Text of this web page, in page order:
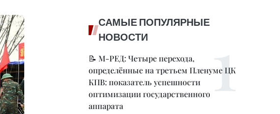
САМЫЕ ПОПУЛЯРНЫЕ
НОВОСТИ
📝 М-РЕД: Четыре перехода,
определённые на третьем Пленуме ЦК
КПВ: показатель успешности
оптимизации государственного
аппарата